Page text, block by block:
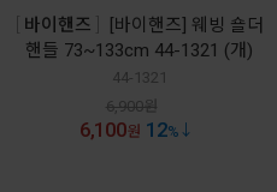
바이핸즈
[바이핸즈] 웨빙 숄더
핸들 73~133cm 44-1321 (개)
44-1321
6,900원
6,100원 12%